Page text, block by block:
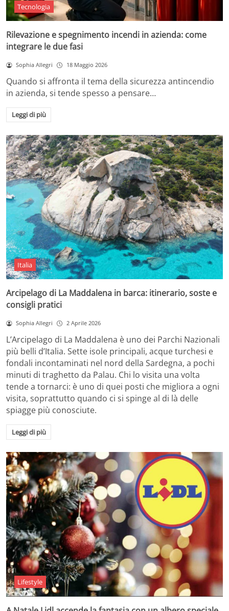
Tecnologia
Rilevazione e spegnimento incendi in azienda: come
integrare le due fasi
Sophia Allegri 18 Maggio 2026
Quando si affronta il tema della sicurezza antincendio
in azienda, si tende spesso a pensare…
Leggi di più
Italia
Arcipelago di La Maddalena in barca: itinerario, soste e
consigli pratici
Sophia Allegri 2 Aprile 2026
L’Arcipelago di La Maddalena è uno dei Parchi Nazionali
più belli d’Italia. Sette isole principali, acque turchesi e
fondali incontaminati nel nord della Sardegna, a pochi
minuti di traghetto da Palau. Chi lo visita una volta
tende a tornarci: è uno di quei posti che migliora a ogni
visita, soprattutto quando ci si spinge al di là delle
spiagge più conosciute.
Leggi di più
Lifestyle